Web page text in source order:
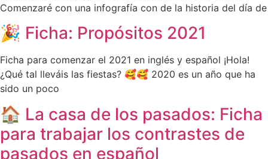
Comenzaré con una infografía con de la historia del día de
🎉 Ficha: Propósitos 2021
Ficha para comenzar el 2021 en inglés y español ¡Hola!
¿Qué tal lleváis las fiestas? 🥰🥰 2020 es un año que ha
sido un poco
🏠 La casa de los pasados: Ficha
para trabajar los contrastes de
pasados en español